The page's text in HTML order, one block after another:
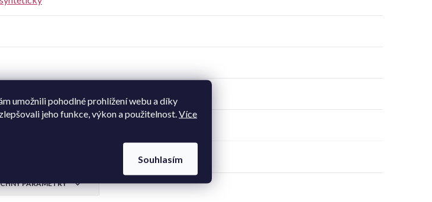
umožnili pohodlné prohlížení webu a díky
jeho funkce, výkon a použitelnost. Více
Souhlasím
PARAMETRY